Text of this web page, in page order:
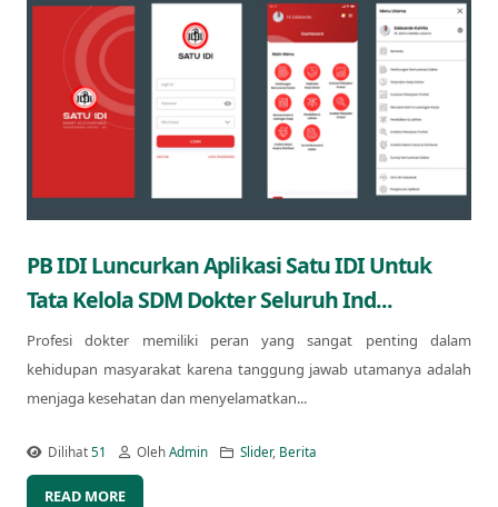
PB IDI Luncurkan Aplikasi Satu IDI Untuk
Tata Kelola SDM Dokter Seluruh Ind...
Profesi dokter memiliki peran yang sangat penting dalam
kehidupan masyarakat karena tanggung jawab utamanya adalah
menjaga kesehatan dan menyelamatkan...
Dilihat51 OlehAdmin Slider, Berita
READ MORE